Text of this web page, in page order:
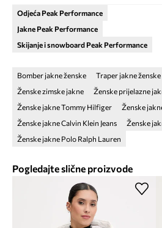
Odjeća Peak Performance
Jakne Peak Performance
Skijanje i snowboard Peak Performance
Bomber jakne ženske Traper jakne ženske
Ženske zimske jakne
Ženske prijelazne
Ženske jakne Tommy Hilfiger
Ženske
Ženske jakne Calvin Klein Jeans
Ženske
Ženske jakne Polo Ralph Lauren
Pogledajte slične proizvode